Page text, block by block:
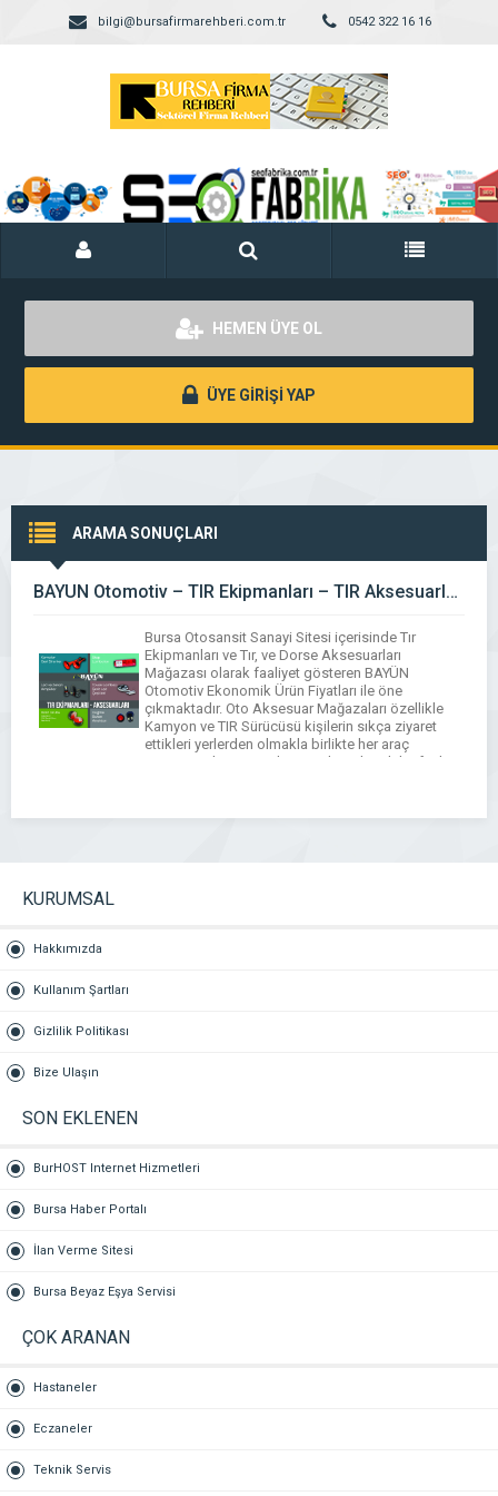
bilgi@bursafirmarehberi.com.tr 0542 322 16 16
HEMEN ÜYE OL
ÜYE GİRİŞİ YAP
ARAMA SONUÇLARI
BAYÜN Otomotiv – TIR Ekipmanları – TIR Aksesuarları Mağazası
Bursa Otosansit Sanayi Sitesi içerisinde Tır
Ekipmanları ve Tır, ve Dorse Aksesuarları
Mağazası olarak faaliyet gösteren BAYÜN
Otomotiv Ekonomik Ürün Fiyatları ile öne
çıkmaktadır. Oto Aksesuar Mağazaları özellikle
Kamyon ve TIR Sürücüsü kişilerin sıkça ziyaret
ettikleri yerlerden olmakla birlikte her araç
sürücüsü deyim yerideyse evlerinden daha fazla
KURUMSAL
Hakkımızda
Kullanım Şartları
Gizlilik Politikası
Bize Ulaşın
SON EKLENEN
BurHOST Internet Hizmetleri
Bursa Haber Portalı
İlan Verme Sitesi
Bursa Beyaz Eşya Servisi
ÇOK ARANAN
Hastaneler
Eczaneler
Teknik Servis